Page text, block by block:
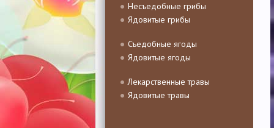
Несъедобные грибы
Ядовитые грибы
Съедобные ягоды
Ядовитые ягоды
Лекарственные травы
Ядовитые травы